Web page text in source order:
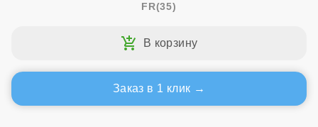
FR(35)
Заказ в 1 клик